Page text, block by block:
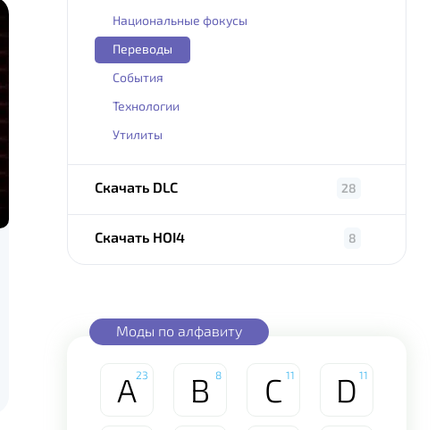
Национальные фокусы
Переводы
События
Технологии
Утилиты
Скачать DLC 28
Скачать HOI4 8
Моды по алфавиту
A23 B 8 C 11 D 11